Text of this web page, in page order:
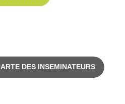
DES INSEMINATEURS